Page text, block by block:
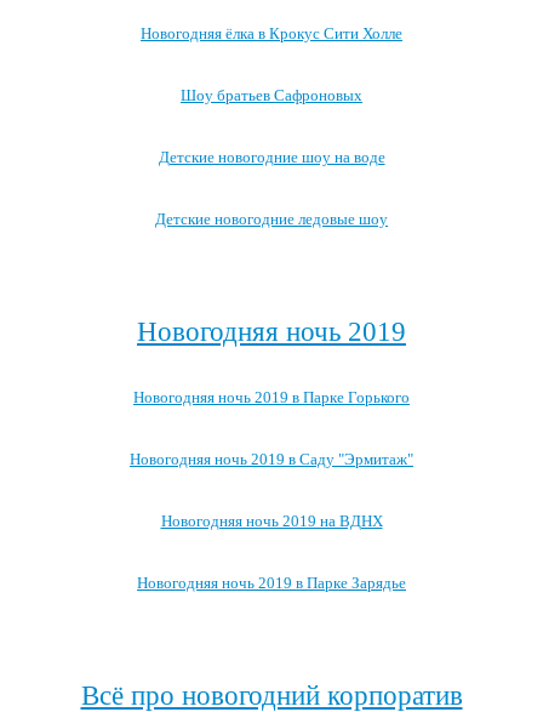
Новогодняя ёлка в Крокус Сити Холле
Шоу братьев Сафроновых
Детские новогодние шоу на воде
Детские новогодние ледовые шоу
Новогодняя ночь 2019
Новогодняя ночь 2019 в Парке Горького
Новогодняя ночь 2019 в Саду "Эрмитаж"
Новогодняя ночь 2019 на ВДНХ
Новогодняя ночь 2019 в Парке Зарядье
Всё про новогодний корпоратив